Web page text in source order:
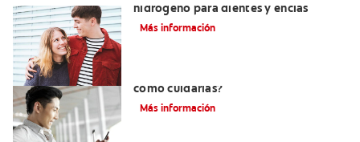
hidrógeno para dientes y encías
Más información
cómo cuidarlas?
Más información